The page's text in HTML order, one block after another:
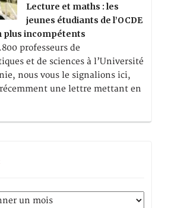
Lecture et maths : les
jeunes étudiants de l’OCDE
plus incompétents
professeurs de
et de sciences à l’Université
nous vous le signalions ici,
une lettre mettant en